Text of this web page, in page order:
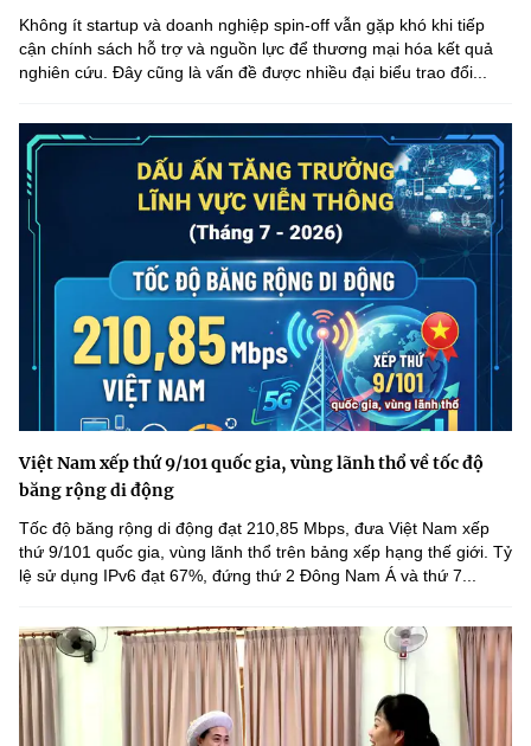
Không ít startup và doanh nghiệp spin-off vẫn gặp khó khi tiếp
cận chính sách hỗ trợ và nguồn lực để thương mại hóa kết quả
nghiên cứu. Đây cũng là vấn đề được nhiều đại biểu trao đổi...
Việt Nam xếp thứ 9/101 quốc gia, vùng lãnh thổ về tốc độ
băng rộng di động
Tốc độ băng rộng di động đạt 210,85 Mbps, đưa Việt Nam xếp
thứ 9/101 quốc gia, vùng lãnh thổ trên bảng xếp hạng thế giới. Tỷ
lệ sử dụng IPv6 đạt 67%, đứng thứ 2 Đông Nam Á và thứ 7...